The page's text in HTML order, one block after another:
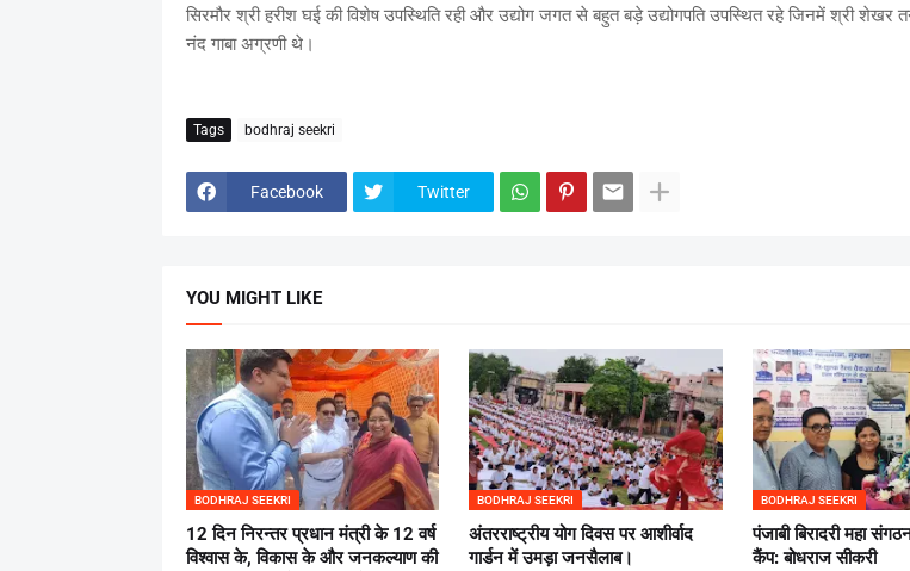
सिरमौर श्री हरीश घई की विशेष उपस्थिति रही और उद्योग जगत से बहुत बड़े उद्योगपति उपस्थित रहे जिनमें श्री शेखर
नंद गाबा अग्रणी थे।
Tags bodhraj seekri
Facebook Twitter
YOU MIGHT LIKE
BODHRAJ SEEKRI
12 दिन निरन्तर प्रधान मंत्री के 12 वर्ष
विश्वास के, विकास के और जनकल्याण की
BODHRAJ SEEKRI
अंतरराष्ट्रीय योग दिवस पर आशीर्वाद
गार्डन में उमड़ा जनसैलाब।
BODHRAJ SEEKRI
पंजाबी बिरादरी महा
कैंप: बोधराज सीकरी